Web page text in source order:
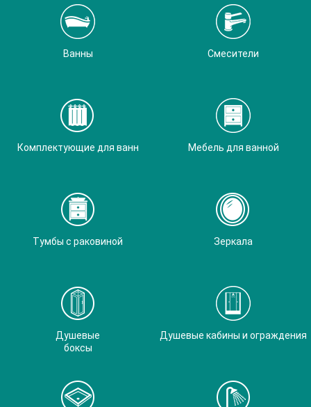
Ванны Смесители
Комплектующие для ванн Мебель для ванной
Тумбы с раковиной Зеркала
Душевые
боксы
Душевые кабины и ограждения